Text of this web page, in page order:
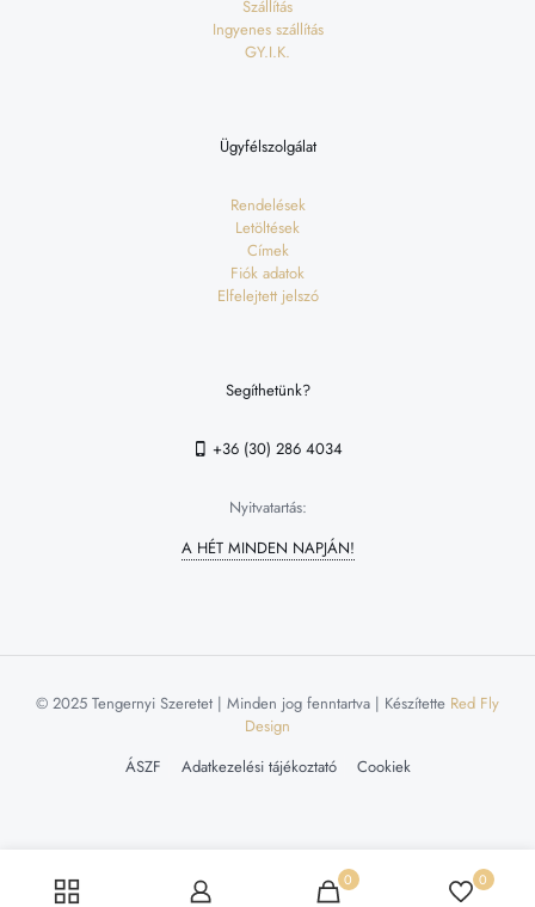
Szállítás
Ingyenes szállítás
GY.I.K.
Ügyfélszolgálat
Rendelések
Letöltések
Címek
Fiók adatok
Elfelejtett jelszó
Segíthetünk?
+36 (30) 286 4034
Nyitvatartás:
A HÉT MINDEN NAPJÁN!
© 2025 Tengernyi Szeretet | Minden jog fenntartva | Készítette Red Fly
Design
ÁSZF
Adatkezelési tájékoztató Cookiek
0 0